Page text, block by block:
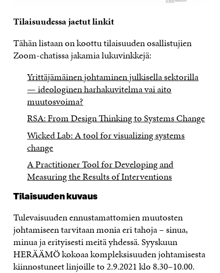
Tilaisuudessa jaetut linkit
Tähän listaan on koottu tilaisuuden osallistujien
Zoom-chatissa jakamia lukuvinkkejä:
Yrittäjämäinen johtaminen julkisella sektorilla
— ideologinen harhakuvitelma vai aito
muutosvoima?
RSA: From Design Thinking to Systems Change
Wicked Lab: A tool for visualizing systems
change
A Practitioner Tool for Developing and
Measuring the Results of Interventions
Tilaisuuden kuvaus
Tulevaisuuden ennustamattomien muutosten
johtamiseen tarvitaan monia eri tahoja – sinua,
minua ja erityisesti meitä yhdessä. Syyskuun
HERÄÄMÖ kokoaa kompleksisuuden johtamisesta
kiinnostuneet linjoille to 2.9.2021 klo 8.30–10.00.